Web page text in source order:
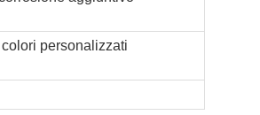
personalizzati